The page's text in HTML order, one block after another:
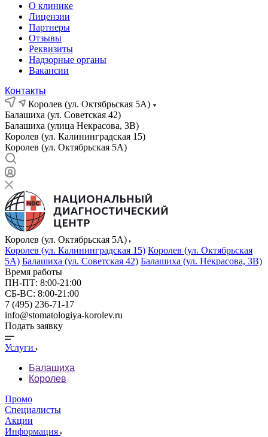
О клинике
Лицензии
Партнеры
Отзывы
Реквизиты
Надзорные органы
Вакансии
Контакты
Королев (ул. Октябрьская 5А)
Балашиха (ул. Советская 42)
Балашиха (улица Некрасова, 3В)
Королев (ул. Калининградская 15)
Королев (ул. Октябрьская 5А)
Королев (ул. Октябрьская 5А)
Королев (ул. Калининградская 15) Королев (ул. Октябрьская
5А) Балашиха (ул. Советская 42) Балашиха (ул. Некрасова, 3В)
Время работы
ПН-ПТ: 8:00-21:00
СБ-ВС: 8:00-21:00
7 (495) 236-71-17
info@stomatologiya-korolev.ru
Подать заявку
Услуги
Балашиха
Королев
Промо
Специалисты
Акции
Информация